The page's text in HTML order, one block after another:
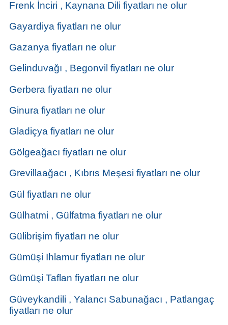
Frenk İnciri , Kaynana Dili fiyatları ne olur
Gayardiya fiyatları ne olur
Gazanya fiyatları ne olur
Gelinduvağı , Begonvil fiyatları ne olur
Gerbera fiyatları ne olur
Ginura fiyatları ne olur
Gladiçya fiyatları ne olur
Gölgeağacı fiyatları ne olur
Grevillaağacı , Kıbrıs Meşesi fiyatları ne olur
Gül fiyatları ne olur
Gülhatmi , Gülfatma fiyatları ne olur
Gülibrişim fiyatları ne olur
Gümüşi Ihlamur fiyatları ne olur
Gümüşi Taflan fiyatları ne olur
Güveykandili , Yalancı Sabunağacı , Patlangaç
fiyatları ne olur